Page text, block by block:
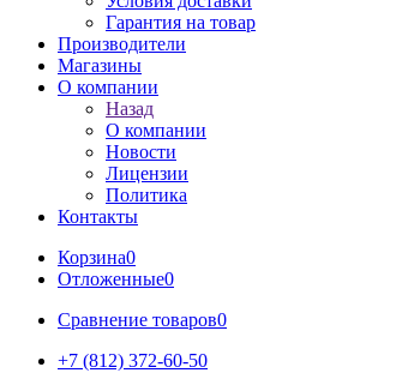
Гарантия на товар
Производители
Магазины
О компании
Назад
О компании
Новости
Лицензии
Политика
Контакты
Корзина0
Отложенные0
Сравнение товаров0
+7 (812) 372-60-50